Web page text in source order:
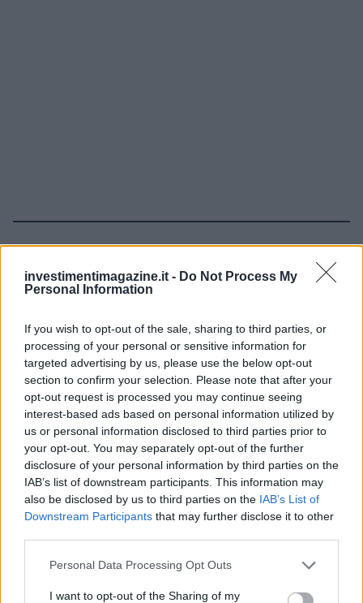
investimentimagazine.it - Do Not Process My
Personal Information
If you wish to opt-out of the sale, sharing to third parties, or
processing of your personal or sensitive information for
targeted advertising by us, please use the below opt-out
section to confirm your selection. Please note that after your
opt-out request is processed you may continue seeing
interest-based ads based on personal information utilized by
us or personal information disclosed to third parties prior to
your opt-out. You may separately opt-out of the further
disclosure of your personal information by third parties on the
IAB’s list of downstream participants. This information may
also be disclosed by us to third parties on the IAB’s List of
Downstream Participants that may further disclose it to other
Please note that this website/app uses one or more Google
not limited to your visit or usage behaviour. You may click to
Personal Data Processing Opt Outs
I want to opt-out of the Sharing of my
Continua a leggere
NEWS
Petrolio in calo: Brent a 88.9 dollari, ribassi diffusi tra le
NEWS